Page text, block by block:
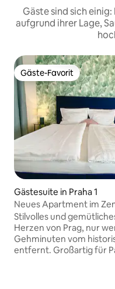
Gäste sind sich
aufgrund ihrer Lage,
Gäste-Favorit
Gäste-Favorit
Gästesuite in Praha 1
Neues Apartment im
Stilvolles und
Herzen von Prag, nur
Gehminuten vom
entfernt. Großartig für